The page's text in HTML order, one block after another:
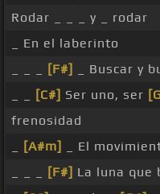
Rodar _ _ _ y _ rodar
_ En el laberinto
[F#]
_ Buscar y
[C#] Ser uno, ser
frenosidad
[A#m]
_ El
[F#] La luna que